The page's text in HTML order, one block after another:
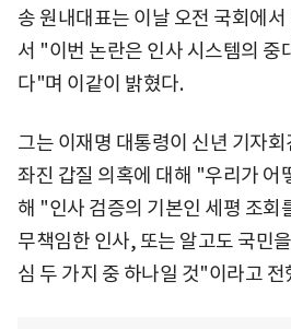
송 원내대표는 이날 오전 국회에
서 "이번 논란은 인사 시스템의 중
다"며 이같이 밝혔다.
그는 이재명 대통령이 신년 기자
좌진 갑질 의혹에 대해 "우리가 어
해 "인사 검증의 기본인 세평 조회
무책임한 인사, 또는 알고도 국민
심 두 가지 중 하나일 것"이라고 전